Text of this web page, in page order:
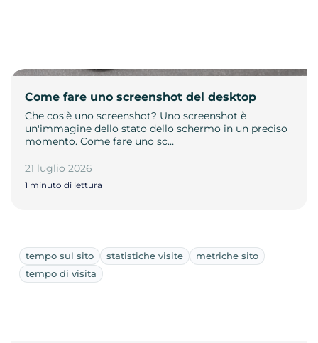
Come fare uno screenshot del desktop
Che cos'è uno screenshot? Uno screenshot è
un'immagine dello stato dello schermo in un preciso
momento. Come fare uno sc…
21 luglio 2026
1 minuto di lettura
tempo sul sito statistiche visite
metriche sito
tempo di visita